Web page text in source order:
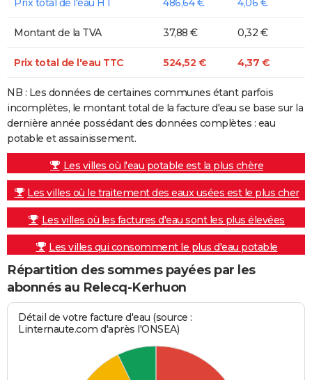
Montant de la TVA 37,88 € 0,32 €
Prix total de l'eau TTC 524,52 € 4,37 €
NB : Les données de certaines communes étant parfois
incomplètes, le montant total de la facture d'eau se base sur la
dernière année possédant des données complètes : eau
potable et assainissement.
Les villes où l'eau potable est la plus chère
Les villes où le traitement des eaux usées est le plus cher
Les villes où les factures d'eau sont les plus élevées
Les villes qui consomment le plus d'eau potable
Répartition des sommes payées par les
abonnés au Relecq-Kerhuon
Détail de votre facture d'eau (source :
Linternaute.com d'après l'ONSEA)